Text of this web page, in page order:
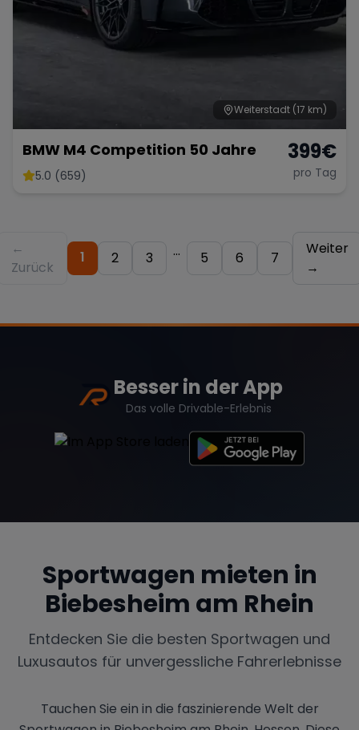
Weiterstadt (17 km)
BMW M4 Competition 50 Jahre
5.0 (659)
399€
pro Tag
←
Zurück
1 2 3 ... 5 6 7
Weiter
→
Besser in der App
Das volle Drivable-Erlebnis
Sportwagen mieten in
Biebesheim am Rhein
Entdecken Sie die besten Sportwagen und
Luxusautos für unvergessliche Fahrerlebnisse
Tauchen Sie ein in die faszinierende Welt der